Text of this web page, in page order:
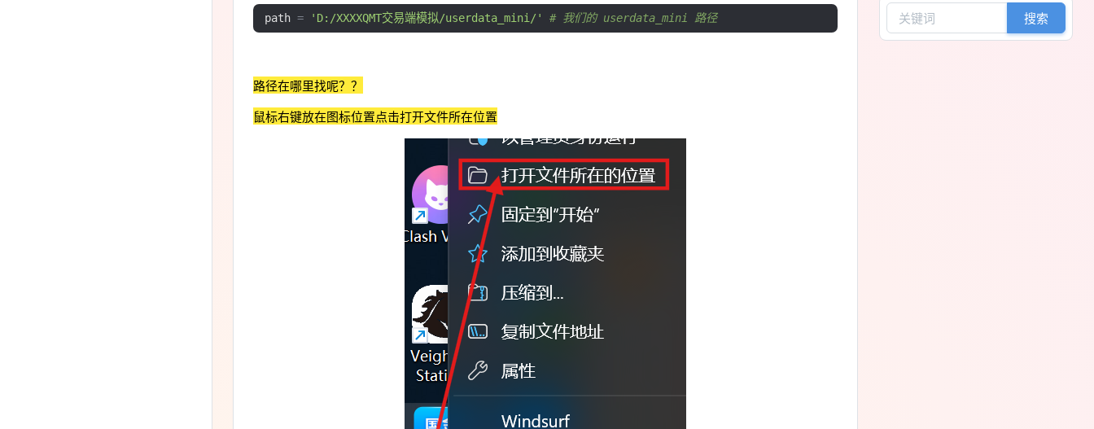
path = 'D:/XXXXQMT交易端模拟/userdata_mini/' # 我们的 userdata_mini 路径
路径在哪里找呢？？
鼠标右键放在图标位置点击打开文件所在位置
搜索